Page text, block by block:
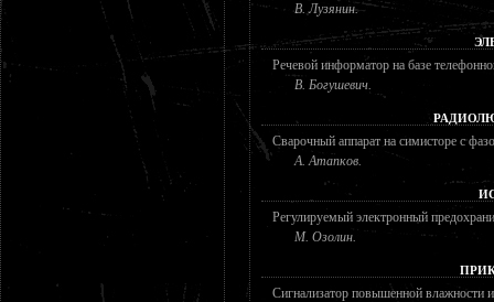
В. Лузянин.
Речевой информатор на базе
В. Богушевич.
Сварочный аппарат на симисторе с
А. Атапков.
Регулируемый электронный
М. Озолин.
Сигнализатор повышенной влажности